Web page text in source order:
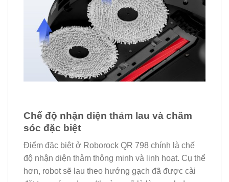
Chế độ nhận diện thảm lau và chăm
sóc đặc biệt
Điểm đặc biệt ở Roborock QR 798 chính là chế
độ nhận diện thảm thông minh và linh hoạt. Cụ thể
hơn, robot sẽ lau theo hướng gạch đã được cài